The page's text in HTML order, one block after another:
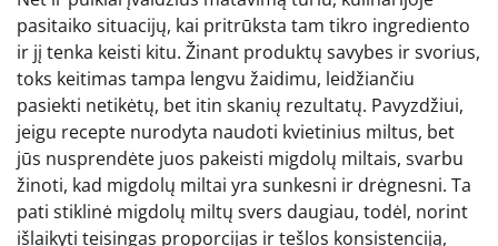
pasitaiko situacijų, kai pritrūksta tam tikro ingrediento
ir jį tenka keisti kitu. Žinant produktų savybes ir svorius,
toks keitimas tampa lengvu žaidimu, leidžiančiu
pasiekti netikėtų, bet itin skanių rezultatų. Pavyzdžiui,
jeigu recepte nurodyta naudoti kvietinius miltus, bet
jūs nusprendėte juos pakeisti migdolų miltais, svarbu
žinoti, kad migdolų miltai yra sunkesni ir drėgnesni. Ta
pati stiklinė migdolų miltų svers daugiau, todėl, norint
išlaikyti teisingas proporcijas ir tešlos konsistenciją,